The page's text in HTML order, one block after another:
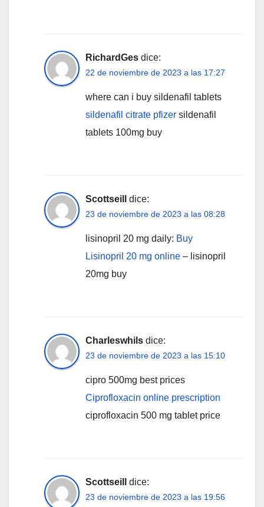
RichardGes dice:
22 de noviembre de 2023 a las 17:27
where can i buy sildenafil tablets
sildenafil citrate pfizer sildenafil
tablets 100mg buy
Scottseill dice:
23 de noviembre de 2023 a las 08:28
lisinopril 20 mg daily: Buy
Lisinopril 20 mg online – lisinopril
20mg buy
Charleswhils dice:
23 de noviembre de 2023 a las 15:10
cipro 500mg best prices
Ciprofloxacin online prescription
ciprofloxacin 500 mg tablet price
Scottseill dice:
23 de noviembre de 2023 a las 19:56